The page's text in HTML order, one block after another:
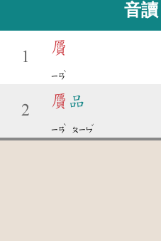
音讀
1
贗
ㄧㄢ
ˋ
2
贗 品
ㄧㄢ
ˋ
ㄆㄧㄣ
ˇ